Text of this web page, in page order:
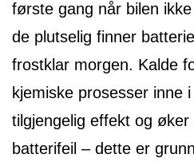
første gang når bilen
de plutselig finner
frostklar morgen. Kalde
kjemiske prosesser inne
tilgjengelig effekt og
batterifeil – dette er